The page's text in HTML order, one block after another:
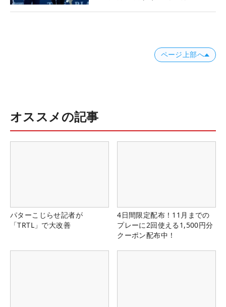
ページ上部へ
オススメの記事
パターこじらせ記者が
「TRTL」で大改善
4日間限定配布！11月までの
プレーに2回使える1,500円分
クーポン配布中！